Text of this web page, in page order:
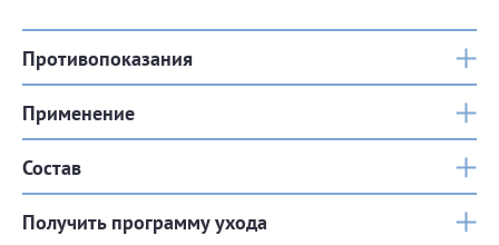
Противопоказания
Применение
Состав
Получить программу ухода